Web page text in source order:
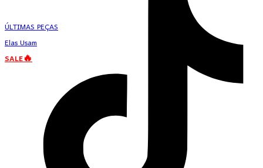
ÚLTIMAS PEÇAS
Elas Usam
SALE🔥